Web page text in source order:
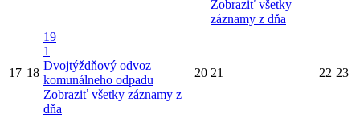
Zobraziť všetky
záznamy z dňa
17 18
19
1
Dvojtýždňový odvoz
komunálneho odpadu
Zobraziť všetky záznamy z
dňa
20 21 22 23